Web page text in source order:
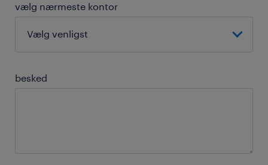
vælg nærmeste kontor
besked